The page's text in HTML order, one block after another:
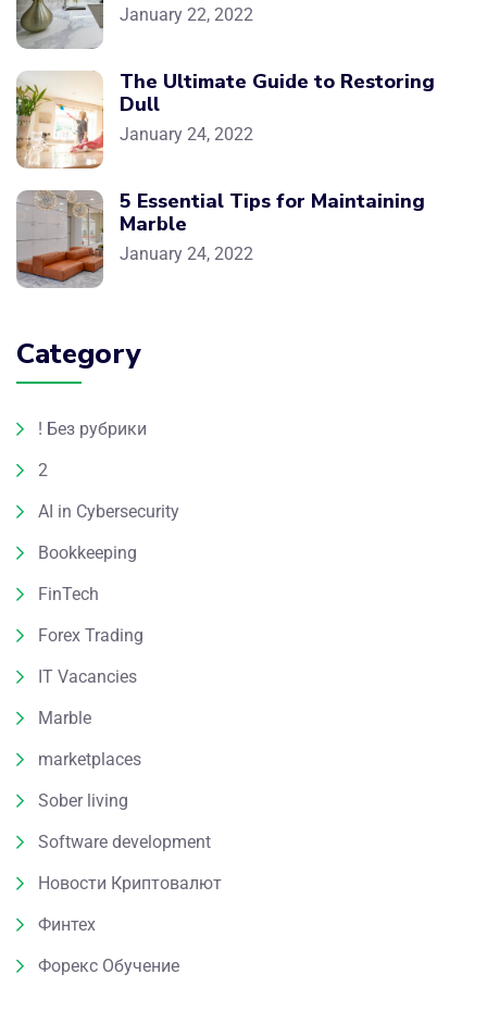
January 22, 2022
The Ultimate Guide to Restoring
Dull
January 24, 2022
5 Essential Tips for Maintaining
Marble
January 24, 2022
Category
! Без рубрики
2
AI in Cybersecurity
Bookkeeping
FinTech
Forex Trading
IT Vacancies
Marble
marketplaces
Sober living
Software development
Новости Криптовалют
Финтех
Форекс Обучение